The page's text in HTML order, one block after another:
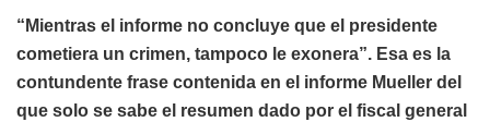
“Mientras el informe no concluye que el presidente
cometiera un crimen, tampoco le exonera”. Esa es la
contundente frase contenida en el informe Mueller del
que solo se sabe el resumen dado por el fiscal general